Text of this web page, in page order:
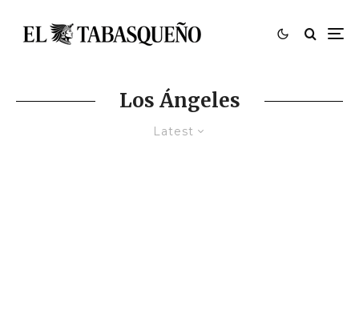
Los Ángeles
Latest